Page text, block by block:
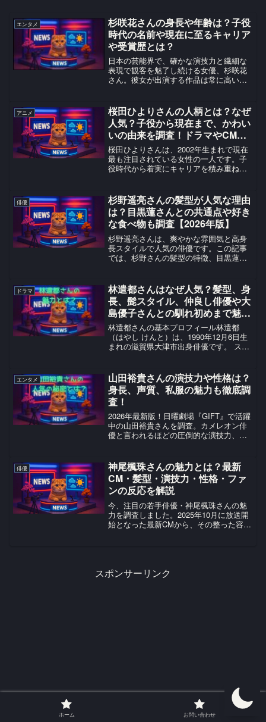
エンタメ
杉咲花さんの身長や年齢は？子役
時代の名前や現在に至るキャリア
や受賞歴とは？
日本の芸能界で、確かな演技力と繊細な
表現で観客を魅了し続ける女優、杉咲花
さん。彼女が出演する作品は常に高い評
常に新しい役柄に挑戦し、進化を遂げて
きた彼女の魅力はどこにあ...
アニメ
桜田ひよりさんの人柄とは？なぜ
人気？子役から現在まで、かわい
いの由来を調査！ドラマやCMで
も活躍！
桜田ひよりさんは、2002年生まれで現在
最も注目されている女性の一人です。子
役時代から着実にキャリアを積み重ね、
躍しています。本記事では、桜田ひより
さんの基本プロフィ...
俳優
杉野遥亮さんの髪型が人気な理由
は？目黒蓮さんとの共通点や好き
な食べ物も調査【2026年版】
杉野遥亮さんは、爽やかな雰囲気と高身
長スタイルで人気の俳優です。この記事
では、杉野さんの髪型の特徴、目黒蓮さ
事にしました。
⚪━━━━━━━━・・・Sugi no tit...
ドラマ
林遣都さんはなぜ人気？髪型、身
長、髭スタイル、仲良し俳優や大
島優子さんとの馴れ初めまで魅力
を調査！
林遣都さんの基本プロフィール林遣都
（はやし けんと）は、1990年12月6日生
まれの滋賀県大津市出身俳優です。 スタ
果たしました。 妻は元AKB48の大島優子
さんで...
エンタメ
山田裕貴さんの演技力や性格は？
身長、声質、私服の魅力も徹底調
査！
2026年最新版！日曜劇場『GIFT』で活躍
中の山田裕貴さんを調査。カメレオン俳
優と言われるほどの圧倒的な演技力、
で、その多才な魅力に迫ります！
俳優
神尾楓珠さんの魅力とは？最新
CM・髪型・演技力・性格・ファ
ンの反応を解説
今、注目の若手俳優・神尾楓珠さんの魅
力を調査しました。2025年10月に放送開
始となった最新CMから、その整った容
スポンサーリンク
ホーム お問い合わせ